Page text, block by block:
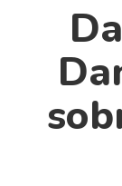
Diccionario
Documentos
Gran reserva